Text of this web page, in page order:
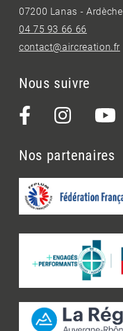
07200 Lanas - Ardèche
04 75 93 66 66
contact@aircreation.fr
Nous suivre
Nos partenaires